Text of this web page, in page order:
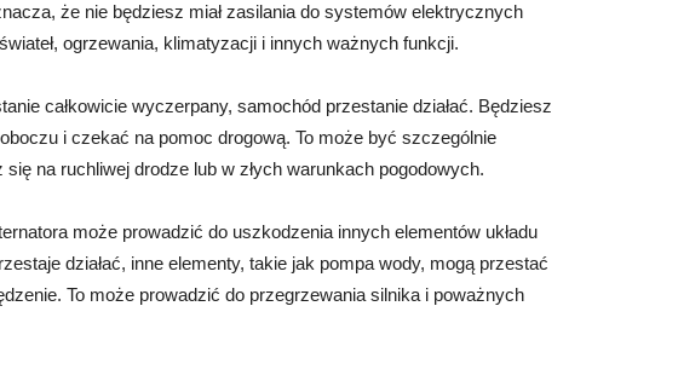
że nie będziesz miał zasilania do systemów elektrycznych
ogrzewania, klimatyzacji i innych ważnych funkcji.
całkowicie wyczerpany, samochód przestanie działać. Będziesz
i czekać na pomoc drogową. To może być szczególnie
na ruchliwej drodze lub w złych warunkach pogodowych.
może prowadzić do uszkodzenia innych elementów układu
działać, inne elementy, takie jak pompa wody, mogą przestać
To może prowadzić do przegrzewania silnika i poważnych